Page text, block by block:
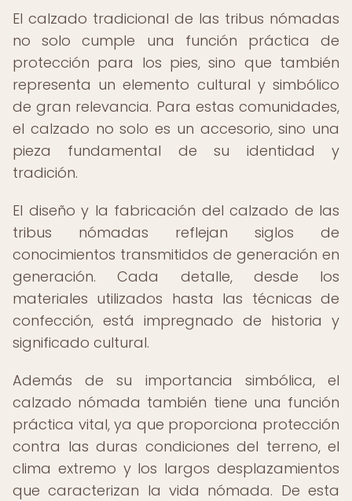
El calzado tradicional de las tribus nómadas
no solo cumple una función práctica de
protección para los pies, sino que también
representa un elemento cultural y simbólico
de gran relevancia. Para estas comunidades,
el calzado no solo es un accesorio, sino una
pieza fundamental de su identidad y
tradición.
El diseño y la fabricación del calzado de las
tribus nómadas reflejan siglos de
conocimientos transmitidos de generación en
generación. Cada detalle, desde los
materiales utilizados hasta las técnicas de
confección, está impregnado de historia y
significado cultural.
Además de su importancia simbólica, el
calzado nómada también tiene una función
práctica vital, ya que proporciona protección
contra las duras condiciones del terreno, el
clima extremo y los largos desplazamientos
que caracterizan la vida nómada. De esta